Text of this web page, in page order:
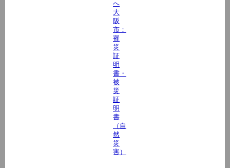
へ
大
阪
市：
罹
災
証
明
書・
被
災
証
明
書
（自
然
災
害）